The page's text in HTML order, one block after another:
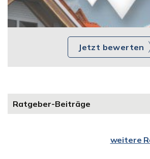
Jetzt bewerten
Ratgeber-Beiträge
weitere